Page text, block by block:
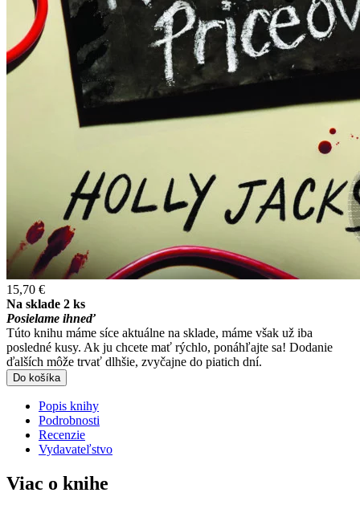
15,70 €
Na sklade 2 ks
Posielame ihneď
Túto knihu máme síce aktuálne na sklade, máme však už iba
posledné kusy. Ak ju chcete mať rýchlo, ponáhľajte sa! Dodanie
ďalších môže trvať dlhšie, zvyčajne do piatich dní.
Do košíka
Popis knihy
Podrobnosti
Recenzie
Vydavateľstvo
Viac o knihe